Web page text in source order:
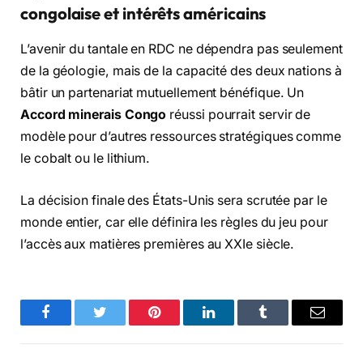
congolaise et intérêts américains
L’avenir du tantale en RDC ne dépendra pas seulement
de la géologie, mais de la capacité des deux nations à
bâtir un partenariat mutuellement bénéfique. Un
Accord minerais Congo réussi pourrait servir de
modèle pour d’autres ressources stratégiques comme
le cobalt ou le lithium.
La décision finale des États-Unis sera scrutée par le
monde entier, car elle définira les règles du jeu pour
l’accès aux matières premières au XXIe siècle.
FacebookTwitter Pinterest LinkedInTumblr Email